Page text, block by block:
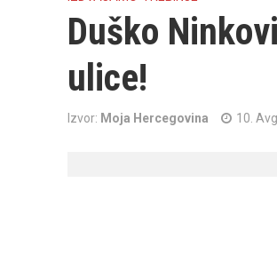
Duško
ulice!
Izvor: Moja Hercegovina 10.